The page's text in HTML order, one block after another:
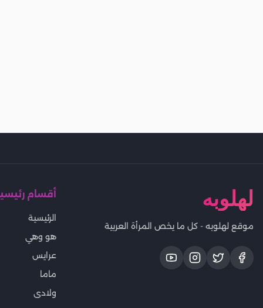
لهلوبه
موقع لهلوبه - كل ما يخص المرأة العربية
أقسام
الرئيسية
هو وهي
عرايس
ماما
ولادى